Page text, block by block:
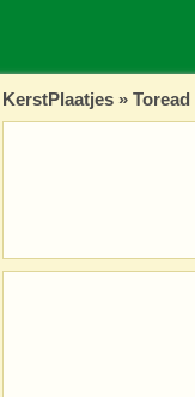
KerstPlaatjes » Toread